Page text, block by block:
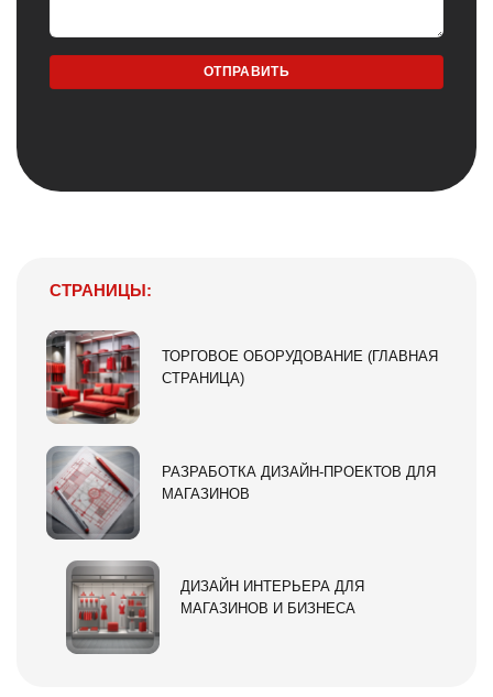
СТРАНИЦЫ:
ТОРГОВОЕ ОБОРУДОВАНИЕ (ГЛАВНАЯ
СТРАНИЦА)
РАЗРАБОТКА ДИЗАЙН-ПРОЕКТОВ ДЛЯ
МАГАЗИНОВ
ДИЗАЙН ИНТЕРЬЕРА ДЛЯ
МАГАЗИНОВ И БИЗНЕСА